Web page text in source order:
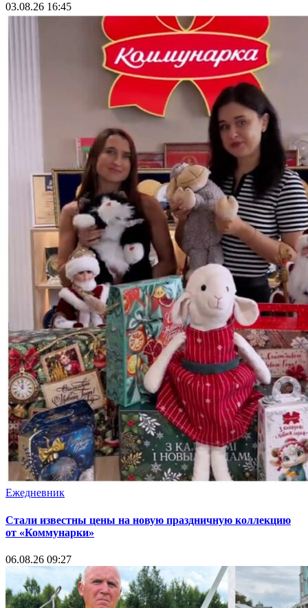
03.08.26 16:45
Ежедневник
Стали известны цены на новую праздничную коллекцию
от «Коммунарки»
06.08.26 09:27